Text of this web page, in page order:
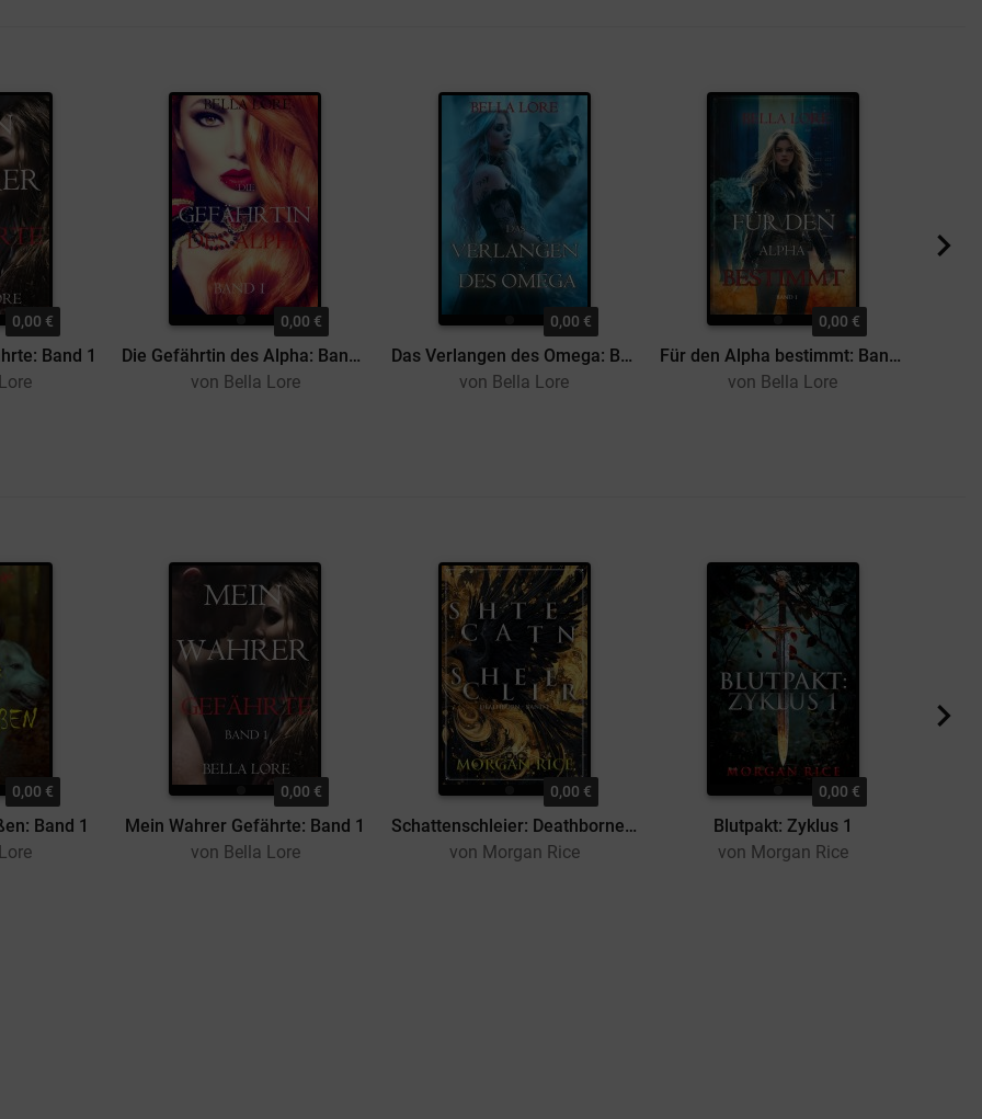
0,00 €
Band 1
0,00 €
Die Gefährtin des Alpha: Band 1
von Bella Lore
0,00 €
Das Verlangen des Omega: Band 1
von Bella Lore
0,00 €
Für den Alpha bestimmt: Band 1
von Bella Lore
0,00 €
Band 1
0,00 €
Mein Wahrer Gefährte: Band 1
von Bella Lore
0,00 €
Schattenschleier: Deathborne (Band 1)
von Morgan Rice
0,00 €
Blutpakt: Zyklus 1
von Morgan Rice